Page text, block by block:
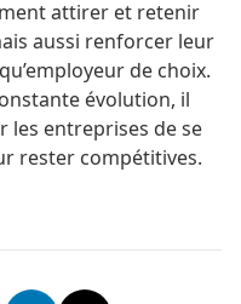
attirer et retenir
aussi renforcer leur
de choix.
évolution, il
les entreprises de se
rester compétitives.